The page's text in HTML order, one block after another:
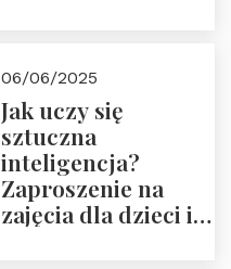
06/06/2025
Jak uczy się
sztuczna
inteligencja?
Zaproszenie na
zajęcia dla dzieci i